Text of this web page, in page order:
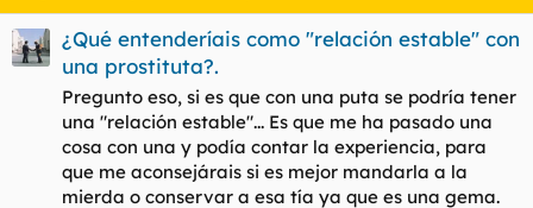
¿Qué entenderíais como "relación estable" con
una prostituta?.
Pregunto eso, si es que con una puta se podría tener
una "relación estable"... Es que me ha pasado una
cosa con una y podía contar la experiencia, para
que me aconsejárais si es mejor mandarla a la
mierda o conservar a esa tía ya que es una gema.